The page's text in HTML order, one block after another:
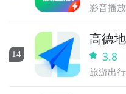
影音播放
14
高德
3.8
旅游出行